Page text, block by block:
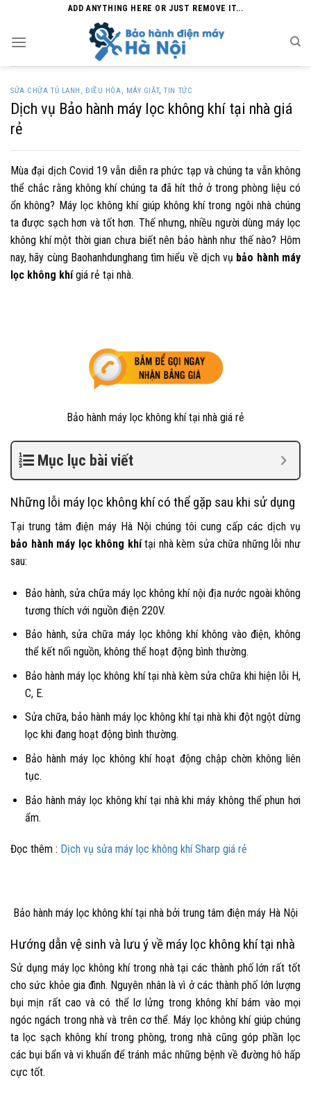
content
ADD ANYTHING HERE OR JUST REMOVE IT...
SỬA CHỮA TỦ LẠNH, ĐIỀU HÒA, MÁY GIẶT,TIN TỨC
Dịch vụ Bảo hành máy lọc không khí tại nhà giá
rẻ
Mùa đại dịch Covid 19 vẫn diễn ra phức tạp và chúng ta vẫn không
thể chắc rằng không khí chúng ta đã hít thở ở trong phòng liệu có
ổn không? Máy lọc không khí giúp không khí trong ngôi nhà chúng
ta được sạch hơn và tốt hơn. Thế nhưng, nhiều người dùng máy lọc
không khí một thời gian chưa biết nên bảo hành như thế nào? Hôm
nay, hãy cùng Baohanhdunghangtìm hiểu về dịch vụ bảo hành máy
lọc không khígiá rẻ tại nhà.
Bảo hành máy lọc không khí tại nhà giá rẻ
Mục lục bài viết
Những lỗi máy lọc không khí có thể gặp sau khi sử dụng
Tại trung tâm điện máy Hà Nội chúng tôi cung cấp các dịch vụ
bảo hành máy lọc không khítại nhà kèm sửa chữa những lỗi như
sau:
Bảo hành, sửa chữa máy lọc không khí nội địa nước ngoài không
tương thích với nguồn điện 220V.
Bảo hành, sửa chữa máy lọc không khí không vào điện, không
thể kết nối nguồn, không thể hoạt động bình thường.
Bảo hành máy lọc không khí tại nhà kèm sửa chữa khi hiện lỗi H,
C, E.
Sửa chữa, bảo hành máy lọc không khí tại nhà khi đột ngột dừng
lọc khi đang hoạt động bình thường.
Bảo hành máy lọc không khí hoạt động chập chờn không liên
tục.
Bảo hành máy lọc không khí tại nhà khi máy không thể phun hơi
ẩm.
Đọc thêm : Dịch vụ sửa máy lọc không khí Sharp giá rẻ
Bảo hành máy lọc không khí tại nhà bởi trung tâm điện máy Hà Nội
Hướng dẫn vệ sinh và lưu ý về máy lọc không khí tại nhà
Sử dụng máy lọc không khí trong nhà tại các thành phố lớn rất tốt
cho sức khỏe gia đình. Nguyên nhân là vì ở các thành phố lớn lượng
bụi mịn rất cao và có thể lơ lửng trong không khí bám vào mọi
ngóc ngách trong nhà và trên cơ thể. Máy lọc không khí giúp chúng
ta lọc sạch không khí trong phòng, trong nhà cũng góp phần lọc
các bụi bẩn và vi khuẩn để tránh mắc những bệnh về đường hô hấp
cực tốt.